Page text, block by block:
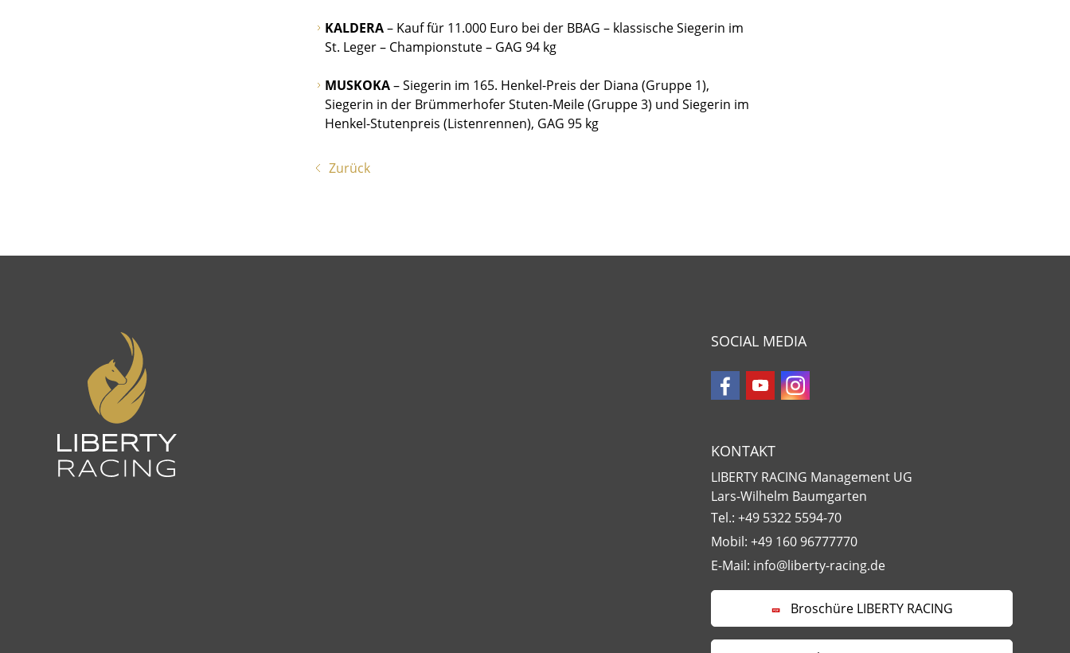
KALDERA– Kauf für 11.000 Euro bei der BBAG – klassische Siegerin im
St. Leger – Championstute – GAG 94 kg
MUSKOKA– Siegerin im 165. Henkel-Preis der Diana (Gruppe 1),
Siegerin in der Brümmerhofer Stuten-Meile (Gruppe 3) und Siegerin im
Henkel-Stutenpreis (Listenrennen), GAG 95 kg
Zurück
SOCIAL MEDIA
KONTAKT
LIBERTY RACING Management UG
Lars-Wilhelm Baumgarten
Tel.:+49 5322 5594-70
Mobil:+49 160 96777770
E-Mail: nf l b rty-r c ng d
Broschüre LIBERTY RACING